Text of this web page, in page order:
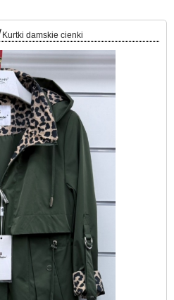
Kurtki damskie cienki